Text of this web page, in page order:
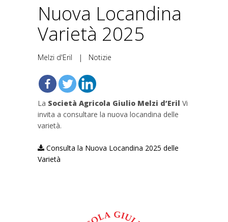
Nuova Locandina
Varietà 2025
Melzi d'Eril | Notizie
La Società Agricola Giulio Melzi d’Eril Vi
invita a consultare la nuova locandina delle
varietà.
Consulta la Nuova Locandina 2025 delle
Varietà